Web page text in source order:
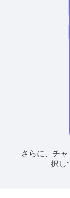
さらに、チ
択し